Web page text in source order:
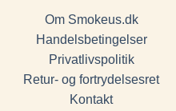
Om Smokeus.dk
Handelsbetingelser
Privatlivspolitik
Retur- og fortrydelsesret
Kontakt